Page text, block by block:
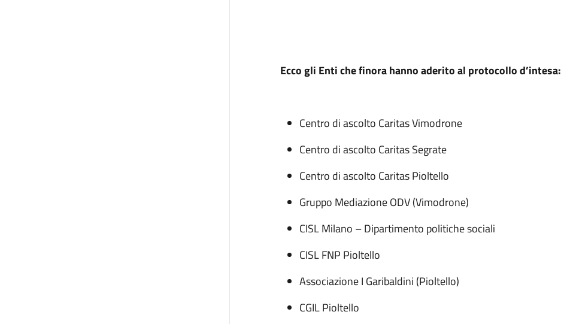
Ecco gli Enti che finora hanno aderito al protocollo d’intesa:
Centro di ascolto Caritas Vimodrone
Centro di ascolto Caritas Segrate
Centro di ascolto Caritas Pioltello
Gruppo Mediazione ODV (Vimodrone)
CISL Milano – Dipartimento politiche sociali
CISL FNP Pioltello
Associazione I Garibaldini (Pioltello)
CGIL Pioltello